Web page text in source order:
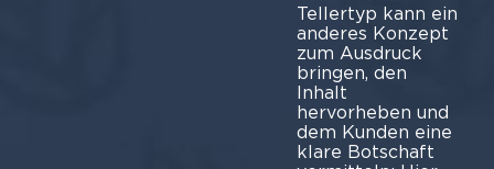
Tellertyp kann ein
anderes Konzept
zum Ausdruck
bringen, den
Inhalt
hervorheben und
dem Kunden eine
klare Botschaft